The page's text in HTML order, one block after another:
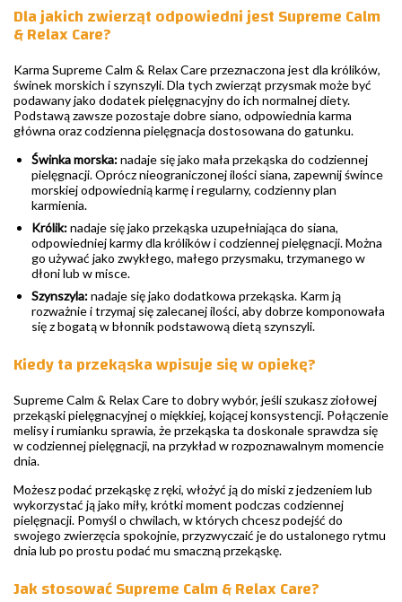
Dla jakich zwierząt odpowiedni jest Supreme Calm
& Relax Care?
Karma Supreme Calm & Relax Care przeznaczona jest dla królików,
świnek morskich i szynszyli. Dla tych zwierząt przysmak może być
podawany jako dodatek pielęgnacyjny do ich normalnej diety.
Podstawą zawsze pozostaje dobre siano, odpowiednia karma
główna oraz codzienna pielęgnacja dostosowana do gatunku.
Świnka morska:nadaje się jako mała przekąska do codziennej
pielęgnacji. Oprócz nieograniczonej ilości siana, zapewnij śwince
morskiej odpowiednią karmę i regularny, codzienny plan
karmienia.
Królik:nadaje się jako przekąska uzupełniająca do siana,
odpowiedniej karmy dla królików i codziennej pielęgnacji. Można
go używać jako zwykłego, małego przysmaku, trzymanego w
dłoni lub w misce.
Szynszyla:nadaje się jako dodatkowa przekąska. Karm ją
rozważnie i trzymaj się zalecanej ilości, aby dobrze komponowała
się z bogatą w błonnik podstawową dietą szynszyli.
Kiedy ta przekąska wpisuje się w opiekę?
Supreme Calm & Relax Care to dobry wybór, jeśli szukasz ziołowej
przekąski pielęgnacyjnej o miękkiej, kojącej konsystencji. Połączenie
melisy i rumianku sprawia, że przekąska ta doskonale sprawdza się
w codziennej pielęgnacji, na przykład w rozpoznawalnym momencie
dnia.
Możesz podać przekąskę z ręki, włożyć ją do miski z jedzeniem lub
wykorzystać ją jako miły, krótki moment podczas codziennej
pielęgnacji. Pomyśl o chwilach, w których chcesz podejść do
swojego zwierzęcia spokojnie, przyzwyczaić je do ustalonego rytmu
dnia lub po prostu podać mu smaczną przekąskę.
Jak stosować Supreme Calm & Relax Care?